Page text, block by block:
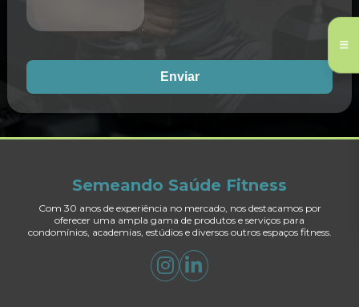
Enviar
Semeando Saúde Fitness
Com 30 anos de experiência no mercado, nos destacamos por
oferecer uma ampla gama de produtos e serviços para
condomínios, academias, estúdios e diversos outros espaços fitness.